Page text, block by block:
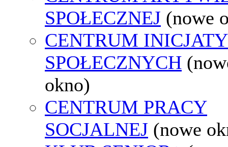
SPOŁECZNEJ (nowe
CENTRUM
SPOŁECZNYCH
okno)
CENTRUM PRACY
SOCJALNEJ (nowe